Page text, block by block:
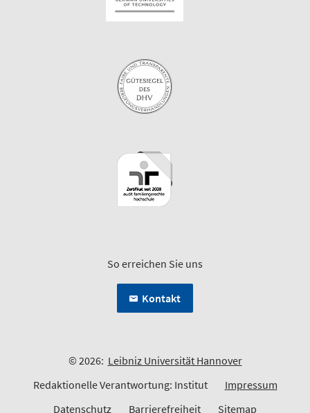
So erreichen Sie uns
Kontakt
© 2026: Leibniz Universität Hannover
Redaktionelle Verantwortung: Institut
Impressum
Datenschutz
Barrierefreiheit Sitemap